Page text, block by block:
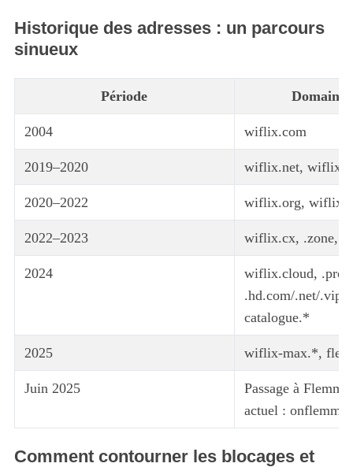
Historique des adresses : un parcours
sinueux
Période
2004 wiflix.com
2019–2020 wiflix.net,
2020–2022 wiflix.org,
2022–2023 wiflix.cx, .zone,
2024
wiflix.cloud,
.hd.com/.net/
catalogue.*
2025 wiflix-max.*,
Juin 2025
Passage à
actuel :
Comment contourner les blocages et